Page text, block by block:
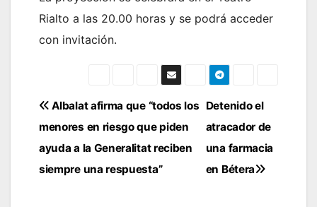
Rialto a las 20.00 horas y se podrá acceder
con invitación.
Navegación
de
entradas
Detenido el
atracador de
una farmacia
en Bétera
Albalat afirma que “todos los
menores en riesgo que piden
ayuda a la Generalitat reciben
siempre una respuesta”